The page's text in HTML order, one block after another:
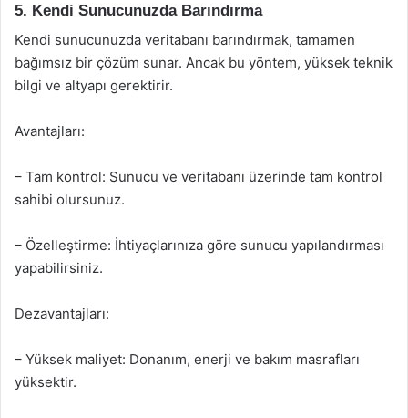
5. Kendi Sunucunuzda Barındırma
Kendi sunucunuzda veritabanı barındırmak, tamamen
bağımsız bir çözüm sunar. Ancak bu yöntem, yüksek teknik
bilgi ve altyapı gerektirir.
Avantajları:
– Tam kontrol: Sunucu ve veritabanı üzerinde tam kontrol
sahibi olursunuz.
– Özelleştirme: İhtiyaçlarınıza göre sunucu yapılandırması
yapabilirsiniz.
Dezavantajları:
– Yüksek maliyet: Donanım, enerji ve bakım masrafları
yüksektir.